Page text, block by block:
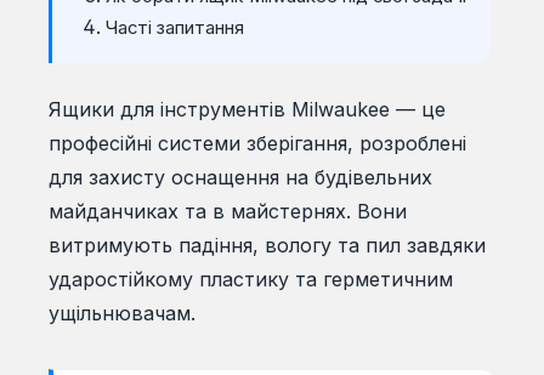
Часті запитання
Ящики для інструментів Milwaukee — це
професійні системи зберігання, розроблені
для захисту оснащення на будівельних
майданчиках та в майстернях. Вони
витримують падіння, вологу та пил завдяки
ударостійкому пластику та герметичним
ущільнювачам.